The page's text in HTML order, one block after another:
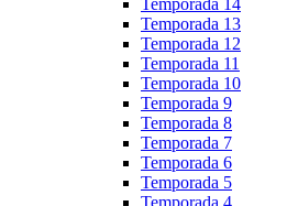
Temporada 14
Temporada 13
Temporada 12
Temporada 11
Temporada 10
Temporada 9
Temporada 8
Temporada 7
Temporada 6
Temporada 5
Temporada 4